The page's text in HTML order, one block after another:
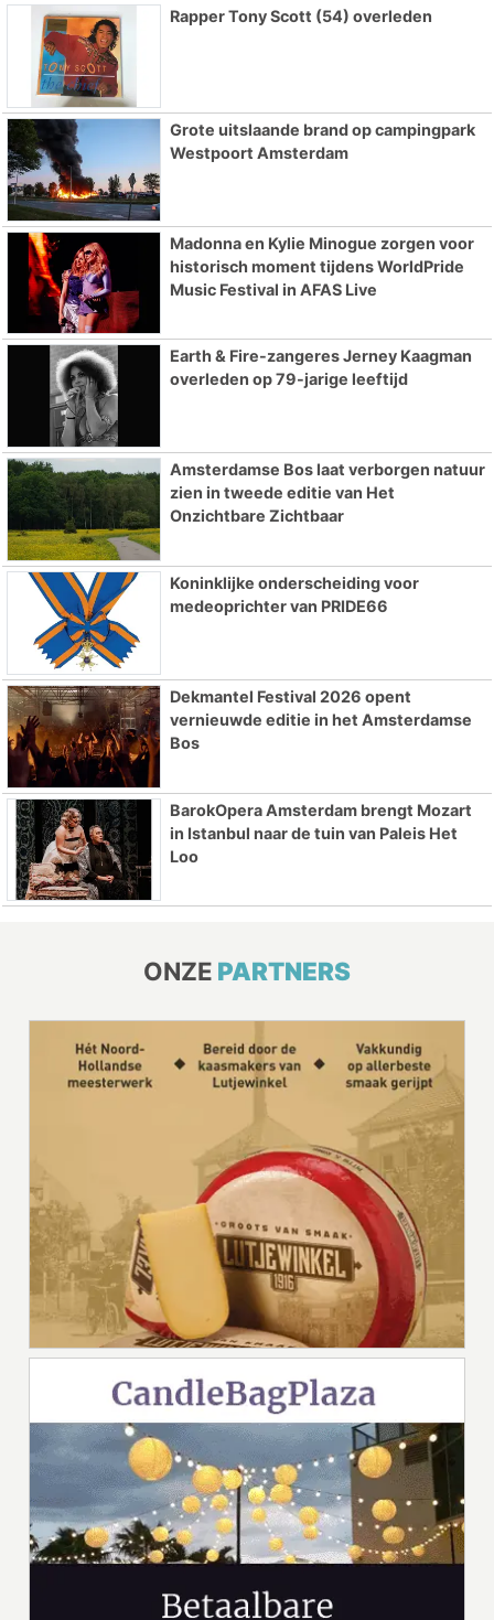
Rapper Tony Scott (54) overleden
Grote uitslaande brand op campingpark
Westpoort Amsterdam
Madonna en Kylie Minogue zorgen voor
historisch moment tijdens WorldPride
Music Festival in AFAS Live
Earth & Fire-zangeres Jerney Kaagman
overleden op 79-jarige leeftijd
Amsterdamse Bos laat verborgen natuur
zien in tweede editie van Het
Onzichtbare Zichtbaar
Koninklijke onderscheiding voor
medeoprichter van PRIDE66
Dekmantel Festival 2026 opent
vernieuwde editie in het Amsterdamse
Bos
BarokOpera Amsterdam brengt Mozart
in Istanbul naar de tuin van Paleis Het
Loo
ONZE PARTNERS